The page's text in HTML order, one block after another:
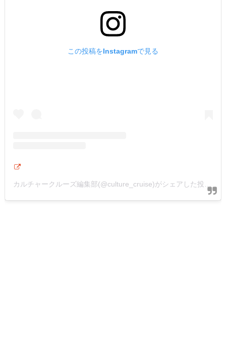
この投稿をInstagramで見る